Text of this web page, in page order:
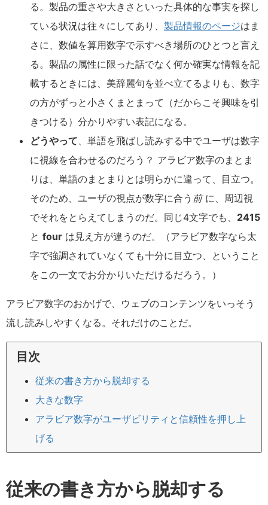
る。製品の重さや大きさといった具体的な事実を探し
ている状況は往々にしてあり、 製品情報のページはま
さに、数値を算用数字で示すべき場所のひとつと言え
る。製品の属性に限った話でなく何か確実な情報を記
載するときには、美辞麗句を並べ立てるよりも、数字
の方がずっと小さくまとまって（だからこそ興味を引
きつける）分かりやすい表記になる。
どうやって、単語を飛ばし読みする中でユーザは数字
に視線を合わせるのだろう？ アラビア数字のまとま
りは、単語のまとまりとは明らかに違って、目立つ。
そのため、ユーザの視点が数字に合う 前に、周辺視
でそれをとらえてしまうのだ。同じ4文字でも、 2415
と four は見え方が違うのだ。（アラビア数字なら太
字で強調されていなくても十分に目立つ、ということ
をこの一文でお分かりいただけるだろう。）
アラビア数字のおかげで、ウェブのコンテンツをいっそう
流し読みしやすくなる。それだけのことだ。
目次
従来の書き方から脱却する
大きな数字
アラビア数字がユーザビリティと信頼性を押し上
げる
従来の書き方から脱却する